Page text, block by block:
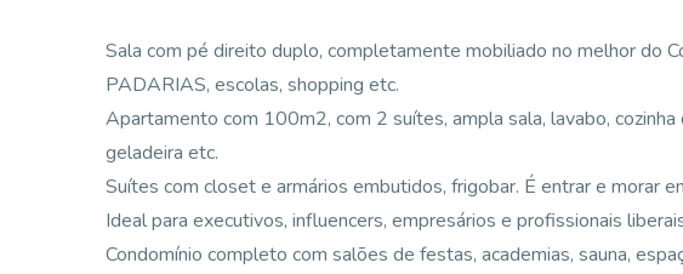
Sala com pé direito duplo, completamente mobiliado no melhor do
PADARIAS, escolas, shopping etc.
Apartamento com 100m2, com 2 suítes, ampla sala, lavabo,
geladeira etc.
Suítes com closet e armários embutidos, frigobar. É entrar e morar
Ideal para executivos, influencers, empresários e profissionais
Condomínio completo com salões de festas, academias, sauna,